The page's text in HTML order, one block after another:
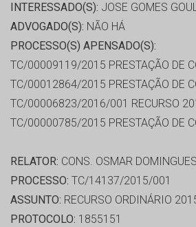
INTERESSADO(S): JOSE GOMES
ADVOGADO(S): NÃO HÁ
PROCESSO(S) APENSADO(S):
TC/00009119/2015 PRESTAÇÃO DE
TC/00012864/2015 PRESTAÇÃO DE
TC/00006823/2016/001 RECURSO
TC/00000785/2015 PRESTAÇÃO DE
RELATOR: CONS. OSMAR
PROCESSO: TC/14137/2015/001
ASSUNTO: RECURSO ORDINÁRIO
PROTOCOLO: 1855151